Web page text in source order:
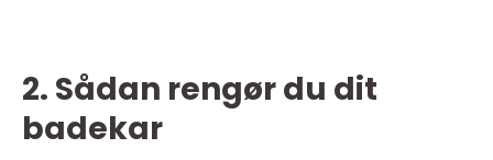
2. Sådan rengør du dit
badekar